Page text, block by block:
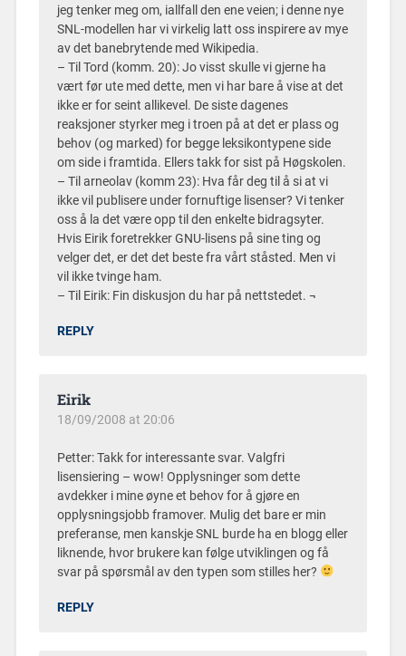
jeg tenker meg om, iallfall den ene veien; i denne nye
SNL-modellen har vi virkelig latt oss inspirere av mye
av det banebrytende med Wikipedia.
– Til Tord (komm. 20): Jo visst skulle vi gjerne ha
vært før ute med dette, men vi har bare å vise at det
ikke er for seint allikevel. De siste dagenes
reaksjoner styrker meg i troen på at det er plass og
behov (og marked) for begge leksikontypene side
om side i framtida. Ellers takk for sist på Høgskolen.
– Til arneolav (komm 23): Hva får deg til å si at vi
ikke vil publisere under fornuftige lisenser? Vi tenker
oss å la det være opp til den enkelte bidragsyter.
Hvis Eirik foretrekker GNU-lisens på sine ting og
velger det, er det det beste fra vårt ståsted. Men vi
vil ikke tvinge ham.
– Til Eirik: Fin diskusjon du har på nettstedet. ¬
REPLY
Eirik
18/09/2008 at 20:06
Petter: Takk for interessante svar. Valgfri
lisensiering – wow! Opplysninger som dette
avdekker i mine øyne et behov for å gjøre en
opplysningsjobb framover. Mulig det bare er min
preferanse, men kanskje SNL burde ha en blogg eller
liknende, hvor brukere kan følge utviklingen og få
svar på spørsmål av den typen som stilles her?
REPLY